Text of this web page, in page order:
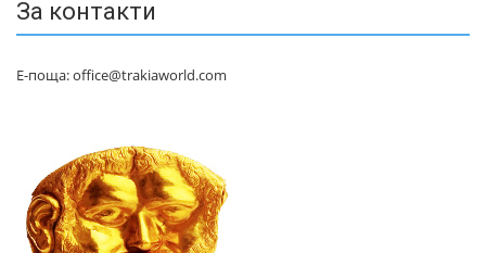
За контакти
Е-поща: office@trakiaworld.com